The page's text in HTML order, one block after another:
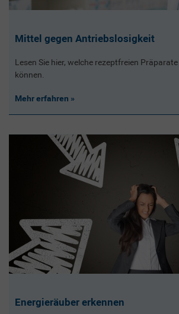
Mittel gegen Antriebslosigkeit
Lesen Sie hier, welche rezeptfreien
können.
Mehr erfahren
Energieräuber erkennen